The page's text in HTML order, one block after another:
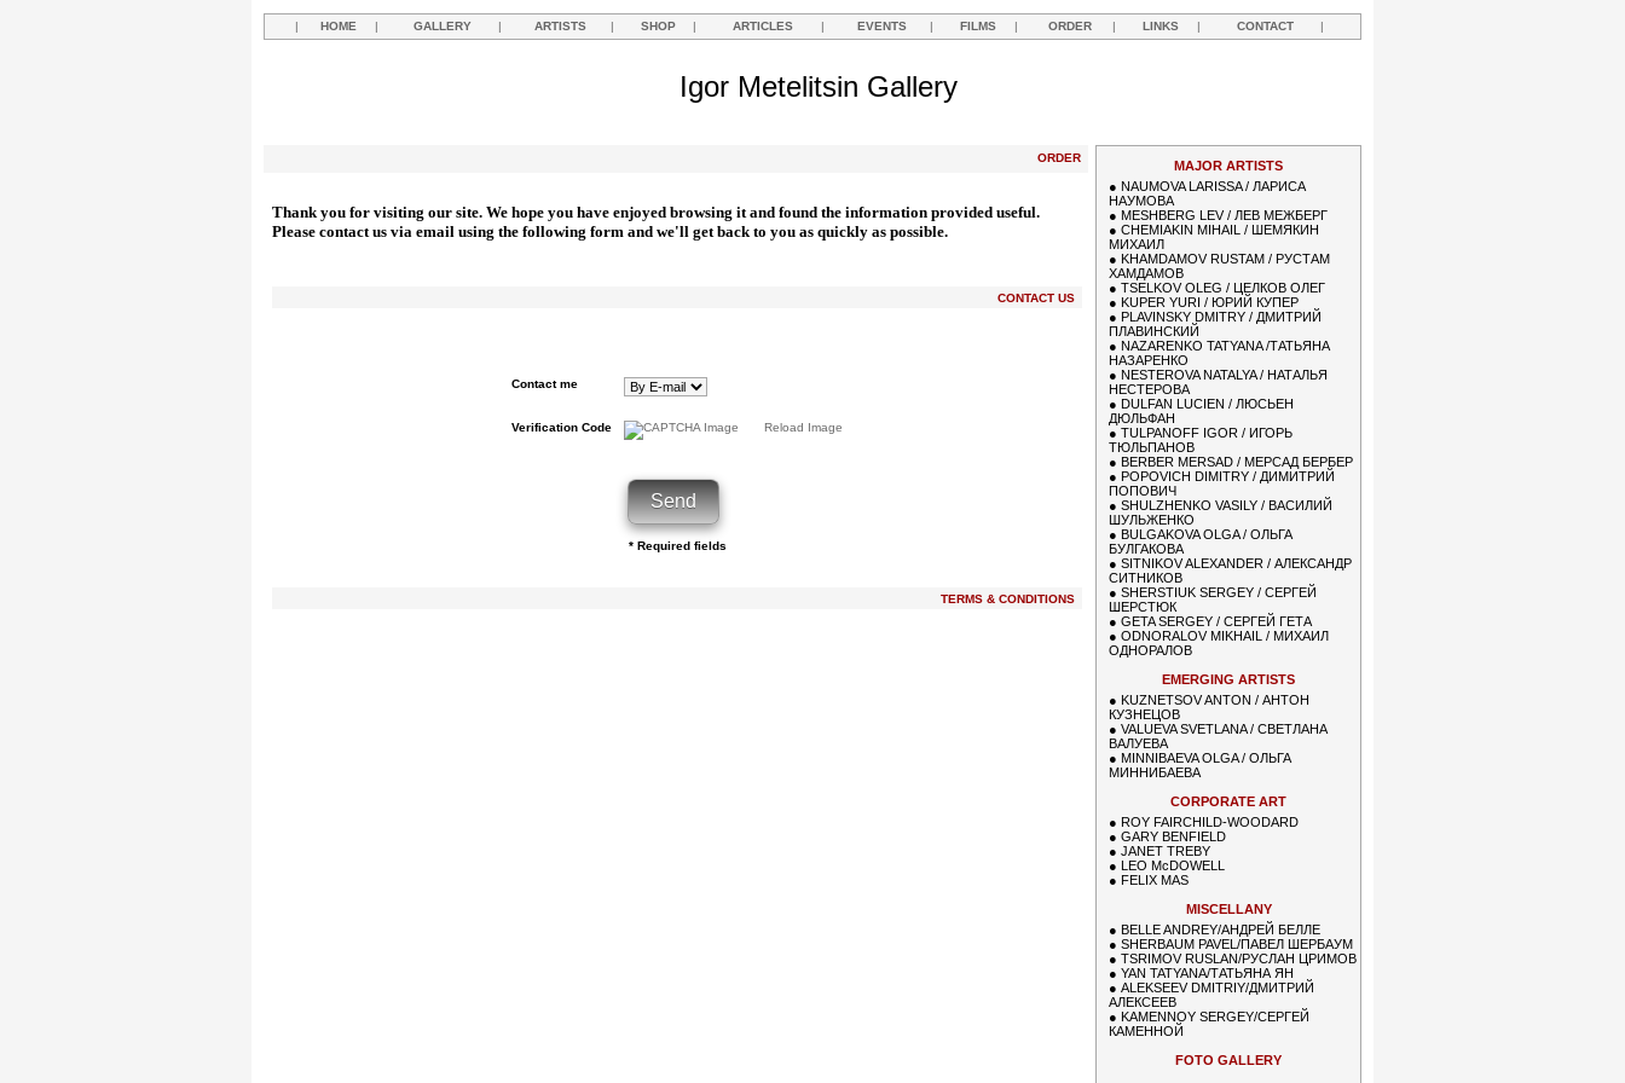
| HOME | GALLERY | ARTISTS | SHOP | ARTICLES | EVENTS | FILMS | ORDER | LINKS | CONTACT |
Igor Metelitsin Gallery
ORDER
Thank you for visiting our site. We hope you have enjoyed browsing it and found the information provided useful.
Please contact us via email using the following form and we'll get back to you as quickly as possible.
CONTACT US
Contact me
Verification Code Reload Image
* Required fields
TERMS & CONDITIONS
MAJOR ARTISTS
● NAUMOVA LARISSA / ЛАРИСА
НАУМОВА
● MESHBERG LEV / ЛЕВ МЕЖБЕРГ
● CHEMIAKIN MIHAIL / ШЕМЯКИН
МИХАИЛ
● KHAMDAMOV RUSTAM / РУСТАМ
ХАМДАМОВ
● TSELKOV OLEG / ЦЕЛКОВ ОЛЕГ
● KUPER YURI / ЮРИЙ КУПЕР
● PLAVINSKY DMITRY / ДМИТРИЙ
ПЛАВИНСКИЙ
● NAZARENKO TATYANA /ТАТЬЯНА
НАЗАРЕНКО
● NESTEROVA NATALYA / НАТАЛЬЯ
НЕСТЕРОВА
● DULFAN LUCIEN / ЛЮСЬЕН
ДЮЛЬФАН
● TULPANOFF IGOR / ИГОРЬ
ТЮЛЬПАНОВ
● BERBER MERSAD / МЕРСАД БЕРБЕР
● POPOVICH DIMITRY / ДИМИТРИЙ
ПОПОВИЧ
● SHULZHENKO VASILY / ВАСИЛИЙ
ШУЛЬЖЕНКО
● BULGAKOVA OLGA / ОЛЬГА
БУЛГАКОВА
● SITNIKOV ALEXANDER / АЛЕКСАНДР
СИТНИКОВ
● SHERSTIUK SERGEY / СЕРГЕЙ
ШЕРСТЮК
● GETA SERGEY / СЕРГЕЙ ГЕТА
● ODNORALOV MIKHAIL / МИХАИЛ
ОДНОРАЛОВ
EMERGING ARTISTS
● KUZNETSOV ANTON / АНТОН
КУЗНЕЦОВ
● VALUEVA SVETLANA / СВЕТЛАНА
ВАЛУЕВА
● MINNIBAEVA OLGA / ОЛЬГА
МИННИБАЕВА
CORPORATE ART
● ROY FAIRCHILD-WOODARD
● GARY BENFIELD
● JANET TREBY
● LEO McDOWELL
● FELIX MAS
MISCELLANY
● BELLE ANDREY/АНДРЕЙ БЕЛЛЕ
● SHERBAUM PAVEL/ПАВЕЛ ШЕРБАУМ
● TSRIMOV RUSLAN/РУСЛАН ЦРИМОВ
● YAN TATYANA/ТАТЬЯНА ЯН
● ALEKSEEV DMITRIY/ДМИТРИЙ
АЛЕКСЕЕВ
● KAMENNOY SERGEY/СЕРГЕЙ
КАМЕННОЙ
FOTO GALLERY